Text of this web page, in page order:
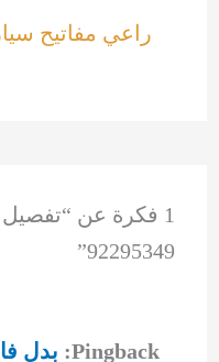
راعي مفاتيح سيارات
1 فكرة عن
92295349”
Pingback: بدل